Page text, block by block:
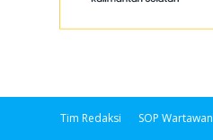
Tim Redaksi SOP Wartawan